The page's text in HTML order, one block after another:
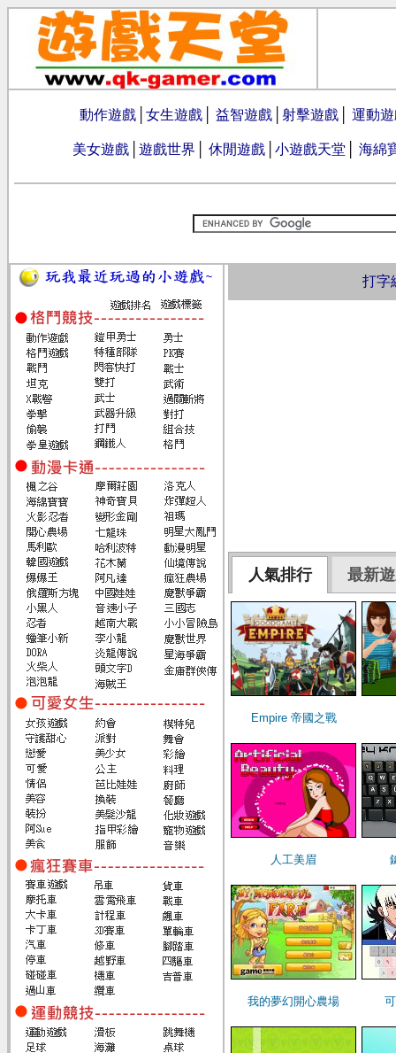
動作遊戲 女生遊戲 益智遊戲 射擊遊戲 運動
美女遊戲 遊戲世界 休閒遊戲 小遊戲天堂 海綿
打字
人氣排行 最新
Empire 帝國之戰
人工美眉
我的夢幻開心農場